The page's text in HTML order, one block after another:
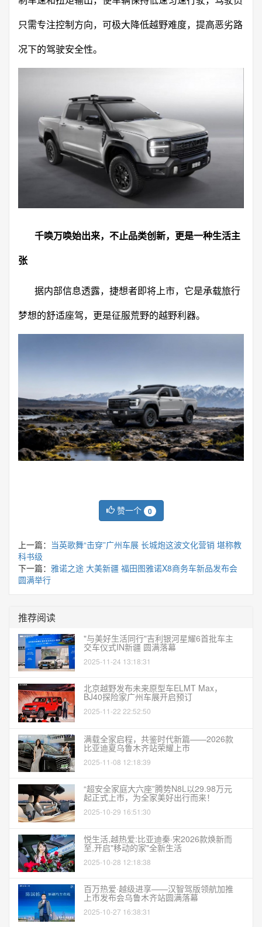
只需专注控制方向，可极大降低越野难度，提高恶劣路
况下的驾驶安全性。
千唤万唤始出来，不止品类创新，更是一种生活主
张
据内部信息透露，捷想者即将上市，它是承载旅行
梦想的舒适座驾，更是征服荒野的越野利器。
赞一个 0
上一篇： 当英歌舞“击穿”广州车展 长城炮这波文化营销 堪称教
科书级
下一篇： 雅诺之途 大美新疆 福田图雅诺X8商务车新品发布会
圆满举行
推荐阅读
"与美好生活同行"吉利银河星耀6首批车主
交车仪式IN新疆 圆满落幕
2025-11-24 13:18:31
北京越野发布未来原型车ELMT Max，
BJ40探险家广州车展开启预订
2025-11-22 22:52:50
满载全家启程，共鉴时代新篇——2026款
比亚迪夏乌鲁木齐站荣耀上市
2025-11-08 12:18:39
“超安全家庭大六座”腾势N8L以29.98万元
起正式上市，为全家美好出行而来！
2025-10-29 16:51:30
悦生活,越热爱:比亚迪秦·宋2026款焕新而
至,开启"移动的家"全新生活
2025-10-28 12:18:38
百万热爱·越级进享——汉智驾版领航加推
上市发布会乌鲁木齐站圆满落幕
2025-10-27 16:38:31